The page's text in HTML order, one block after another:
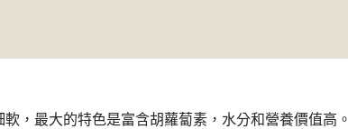
，最大的特色是富含胡蘿蔔素，水分和營養價值高。